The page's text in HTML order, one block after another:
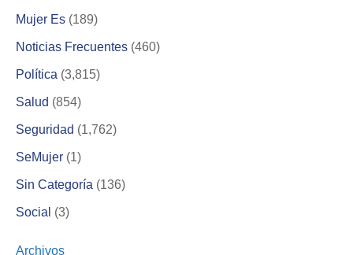
Mujer Es (189)
Noticias Frecuentes (460)
Política (3,815)
Salud (854)
Seguridad (1,762)
SeMujer (1)
Sin Categoría (136)
Social (3)
Archivos